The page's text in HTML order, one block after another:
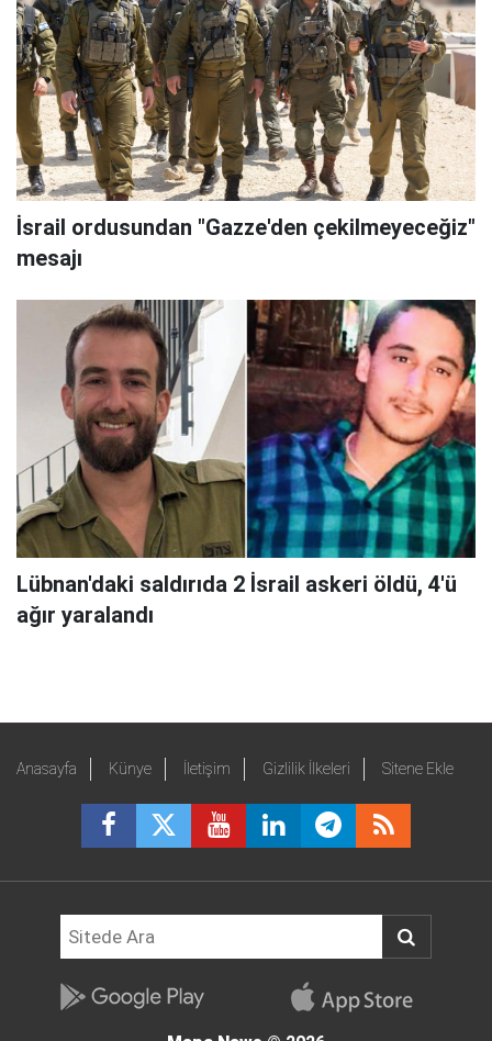
İsrail ordusundan "Gazze'den çekilmeyeceğiz"
mesajı
Lübnan'daki saldırıda 2 İsrail askeri öldü, 4'ü
ağır yaralandı
Anasayfa Künye İletişim Gizlilik İlkeleri Sitene Ekle